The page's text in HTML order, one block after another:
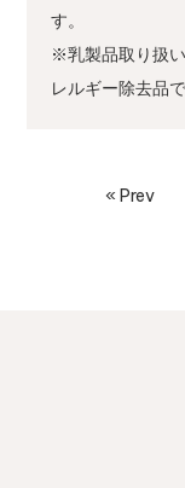
す。
※乳製品取り扱
レルギー除去品
« Prev